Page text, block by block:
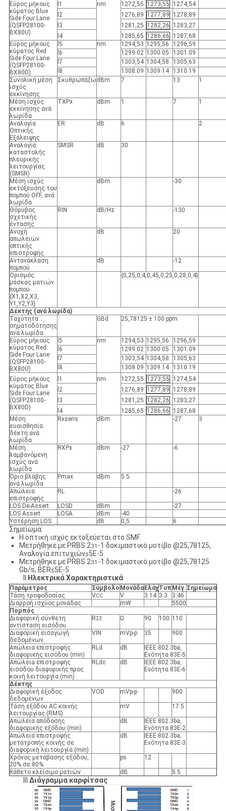
Εύρος μήκους
κύματος Blue
Side Four Lane
(QSFP28100-
BX80U)
l1 nm 1272,55 1273,55
1274,54
l2
1276,89 1277,89
1278,89
l3
1281,25 1282,26
1283,27
l4
1285,65 1286,66
1287,68
Εύρος μήκους
κύματος Red
Side Four Lane
(QSFP28100-
BX80D)
l5 nm 1294,53 1295,56
1296,59
l6
1299.02 1300.05
1301.09
l7
1303,54 1304,58
1305,63
l8
1308.09 1309.14
1310.19
Συνολική μέση
ισχύς
εκκίνησης
Σκυθρωπάζω dBm 7 13 1
Μέση ισχύς
εκκίνησης ανά
λωρίδα
TXPx dBm 1 7 1
Αναλογία
Οπτικής
Εξάλειψης
ER dB 6 2
Αναλογία
καταστολής
πλευρικής
λειτουργίας
(SMSR)
SMSR dB 30
Μέση ισχύς
εκτόξευσης του
πομπού OFF, ανά
λωρίδα
dBm -30
Θόρυβος
σχετικής
έντασης
RIN dB/Hz -130
Ανοχή
απωλειών
οπτικής
επιστροφής
dB 20
Αντανάκλαση
πομπού
dB -12
Ορισμός
μάσκας ματιών
πομπού
{X1,X2,X3,
Y1,Y2,Y3}
{0,25,0,4,0,45,0,25,0,28,0,4}
Δέκτης (ανά λωρίδα)
Ταχύτητα
σηματοδότησης
ανά λωρίδα
GBd 25,78125 ± 100 ppm
Εύρος μήκους
κύματος Red
Side Four Lane
(QSFP28100-
BX80U)
l5 nm 1294,53 1295,56
1296,59
l6
1299.02 1300.05
1301.09
l7
1303,54 1304,58
1305,63
l8
1308.09 1309.14
1310.19
Εύρος μήκους
κύματος Blue
Side Four Lane
(QSFP28100-
BX80D)
l1 nm 1272,55 1273,55
1274,54
l2
1276,89 1277,89
1278,89
l3
1281,25 1282,26
1283,27
l4
1285,65 1286,66
1287,68
Μέση
ευαισθησία
δέκτη ανά
λωρίδα
Rxsens dBm -27 3
Μέση
λαμβανόμενη
ισχύς ανά
λωρίδα
RXPx dBm -27 -6
Όριο βλάβης
ανά λωρίδα
Pmax dBm 5.5
Απώλεια
επιστροφής
RL -26
LOS De-Assert LOSD dBm
-27
LOS Assert
LOSA dBm
-40
Υστέρηση LOS
dB 0,5 6
Σημείωμα:
Η οπτική ισχύς εκτοξεύεται στο SMF.
Μετρήθηκε με PRBS 231 -1 δοκιμαστικό μοτίβο @25,78125,
Αναλογία επιτυχιών≤5E-5.
Μετρήθηκε με PRBS 231 -1 δοκιμαστικό μοτίβο @25,78125
Gb/s, BER≤5E-5
II. Ηλεκτρικά Χαρακτηριστικά
Παράμετρος Σύμβολο Μονάδα ΕλάχΤυπ Μέγ Σημείωμα
Τάση τροφοδοσίας
VCC V 3.14 3.3
3.46
Διαρροή ισχύος μονάδας
mW
5500
Πομπός
Διαφορική σύνθετη
αντίσταση εισόδου
RΣΕ Ω 90 100 110
Διαφορική εισαγωγή
δεδομένων
VIN mVp-p 35 900
Απώλεια επιστροφής
διαφορικής εισόδου (min)
RLd dB
IEEE 802.3ba,
Ενότητα 83E-5
Απώλεια επιστροφής
εισόδου διαφορικής προς
κοινή λειτουργία (min)
RLdc dB
IEEE 802.3ba,
Ενότητα 83E-6
Δέκτης
Διαφορική έξοδος
δεδομένων
VOD mVp-p 900
Τάση εξόδου AC κοινής
λειτουργίας (RMS)
mV 17.5
Απώλεια απόδοσης
διαφορικής εξόδου (min)
dB
IEEE 802.3ba,
Ενότητα 83E-2
Απώλεια επιστροφής
μετατροπής κοινής σε
διαφορική λειτουργία (min)
dB
IEEE 802.3ba,
Ενότητα 83E-3
Χρόνος μετάβασης εξόδου,
20% σε 80%
ps 12
Κάθετο κλείσιμο ματιών dB 5.5
III.Διάγραμμα καρφίτσας